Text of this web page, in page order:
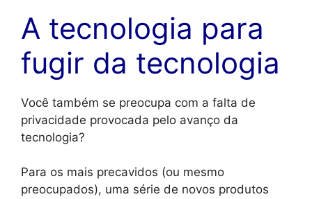
A tecnologia para
fugir da tecnologia
Você também se preocupa com a falta de
privacidade provocada pelo avanço da
tecnologia?
Para os mais precavidos (ou mesmo
preocupados), uma série de novos produtos